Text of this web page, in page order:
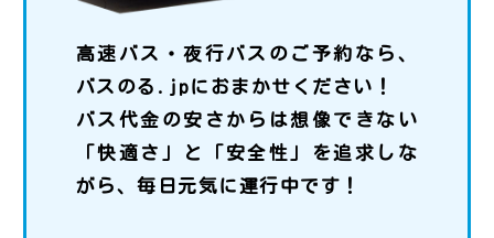
高速バス・夜行バスのご予約なら、
バスのる.jpにおまかせください！
バス代金の安さからは想像できない
「快適さ」と「安全性」を追求しな
がら、毎日元気に運行中です！